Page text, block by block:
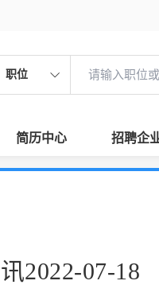
职位
简历中心 招聘企
2022-07-18